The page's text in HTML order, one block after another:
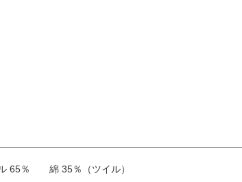
65％ 綿 35％（ツイル）